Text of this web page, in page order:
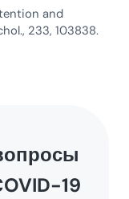
and
233, 103838.
19